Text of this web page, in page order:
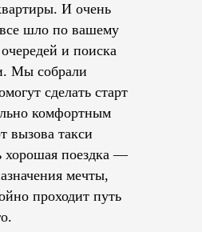
И очень
шло по вашему
и поиска
Мы собрали
сделать старт
комфортным
вызова такси
хорошая поездка —
мечты,
проходит путь